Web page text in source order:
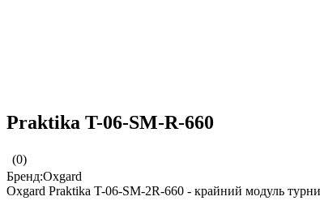
Praktika T-06-SM-R-660
(0)
Бренд:Oxgard
Oxgard Praktika T-06-SM-2R-660 - крайний модуль